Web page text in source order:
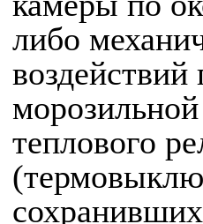
либо
теплового